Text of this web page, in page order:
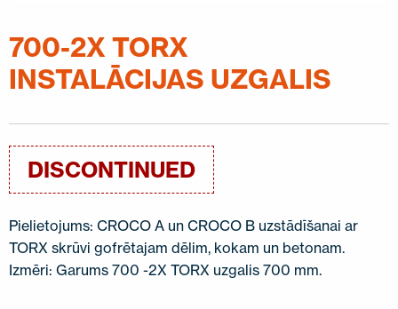
PAR MUMS
SAZINIETIES AR MUMS
700-2X TORX
INSTALĀCIJAS UZGALIS
DISCONTINUED
Pielietojums: CROCO A un CROCO B uzstādīšanai ar
TORX skrūvi gofrētajam dēlim, kokam un betonam.
Izmēri: Garums 700 -2X TORX uzgalis 700 mm.